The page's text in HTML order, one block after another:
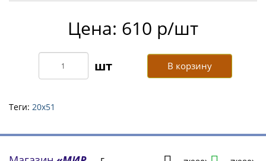
Цена: 610 р/шт
В корзину
Теги: 20х51